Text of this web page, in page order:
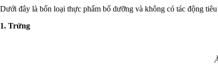
Dưới đây là bốn loại thực phẩm bổ dưỡng và không có tác động
1. Trứng